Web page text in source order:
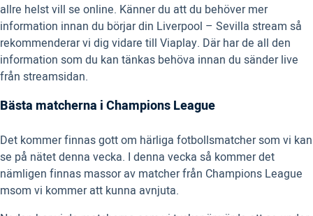
allre helst vill se online. Känner du att du behöver mer
information innan du börjar din Liverpool – Sevilla stream så
rekommenderar vi dig vidare till Viaplay. Där har de all den
information som du kan tänkas behöva innan du sänder live
från streamsidan.
Bästa matcherna i Champions League
Det kommer finnas gott om härliga fotbollsmatcher som vi kan
se på nätet denna vecka. I denna vecka så kommer det
nämligen finnas massor av matcher från Champions League
msom vi kommer att kunna avnjuta.